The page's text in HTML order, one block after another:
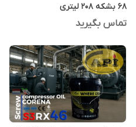
68 بشکه 208 لیتری
تماس بگیرید